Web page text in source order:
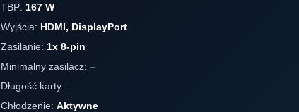
TBP: 167 W
Wyjścia: HDMI, DisplayPort
Zasilanie: 1x 8-pin
Minimalny zasilacz: –
Długość karty: –
Chłodzenie: Aktywne